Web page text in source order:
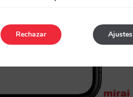
Ajustes
Rechazar